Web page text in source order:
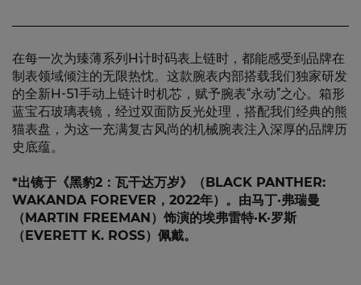
在每一次为臻薄系列H计时码表上链时，都能感受到品牌在
制表领域倾注的无限热忱。这款腕表内部搭载我们独家研发
的全新H-51手动上链计时机芯，赋予腕表“永动”之心。箱形
蓝宝石玻璃表镜，经过双面防反光处理，搭配我们经典的熊
猫表盘，为这一充满复古风尚的机械腕表注入深厚的品牌历
史底蕴。
*出镜于《黑豹2：瓦干达万岁》（BLACK PANTHER:
WAKANDA FOREVER，2022年）。由马丁·弗瑞曼
（MARTIN FREEMAN）饰演的埃弗雷特·K·罗斯
（EVERETT K. ROSS）佩戴。